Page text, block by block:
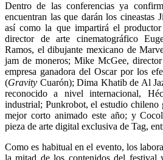
Dentro de las conferencias ya
encuentran las que darán los cineastas
así como la que impartirá el
director de arte cinematográfico
Ramos, el dibujante mexicano de
jam de moneros; Mike McGee,
empresa ganadora del Oscar por los
(Gravity Cuarón); Dima Khatib de Al
reconocido a nivel internacional,
industrial; Punkrobot, el estudio chileno
mejor corto animado este año; y
pieza de arte digital exclusiva de Tag,
Como es habitual en el evento, los